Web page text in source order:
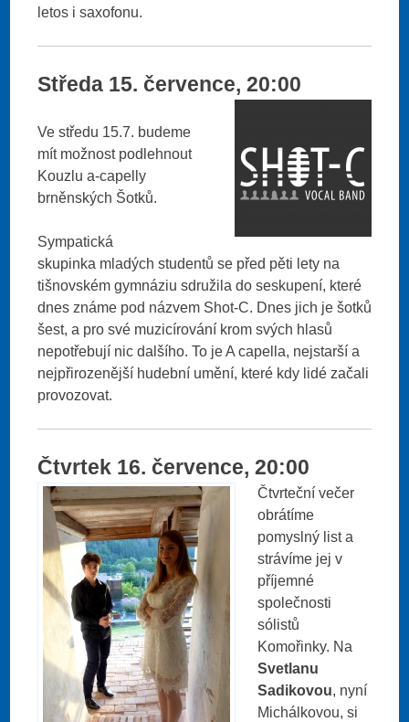
letos i saxofonu.
Středa 15. července, 20:00
Ve středu 15.7. budeme
mít možnost podlehnout
Kouzlu a-capelly
brněnských Šotků.
Sympatická
skupinka mladých studentů se před pěti lety na
tišnovském gymnáziu sdružila do seskupení, které
dnes známe pod názvem Shot-C. Dnes jich je šotků
šest, a pro své muzicírování krom svých hlasů
nepotřebují nic dalšího. To je A capella, nejstarší a
nejpřirozenější hudební umění, které kdy lidé začali
provozovat.
Čtvrtek 16. července, 20:00
Čtvrteční večer
obrátíme
pomyslný list a
strávíme jej v
příjemné
společnosti
sólistů
Komořinky. Na
Svetlanu
Sadikovou, nyní
Michálkovou, si